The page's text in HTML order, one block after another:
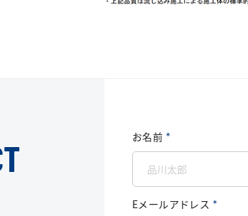
お名前 ＊
Eメールアドレス ＊